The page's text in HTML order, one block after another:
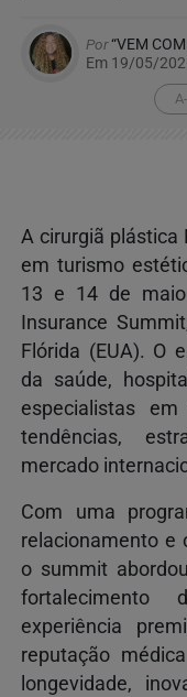
Por“VEM
Em 19/05/
A-
A cirurgiã plástica
em turismo
13 e 14 de
Insurance
Flórida (EUA). O
da saúde,
especialistas
tendências,
mercado
Com uma
relacionamento e
o summit
fortalecimento
experiência
reputação
longevidade,